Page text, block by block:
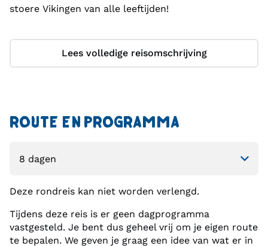
stoere Vikingen van alle leeftijden!
Lees volledige reisomschrijving
ROUTE EN PROGRAMMA
Deze rondreis kan niet worden verlengd.
Tijdens deze reis is er geen dagprogramma
vastgesteld. Je bent dus geheel vrij om je eigen route
te bepalen. We geven je graag een idee van wat er in